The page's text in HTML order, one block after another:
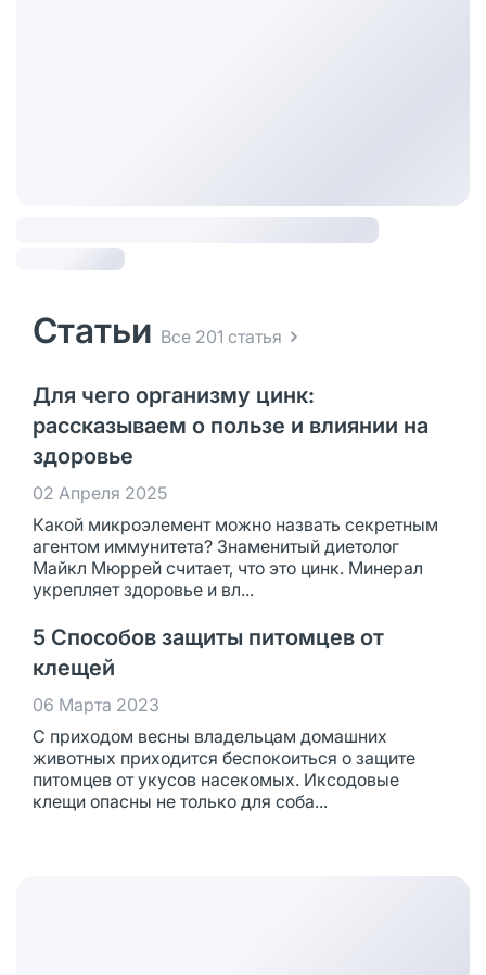
Статьи Все 201 статья
Для чего организму цинк:
рассказываем о пользе и влиянии на
здоровье
02 Апреля 2025
Какой микроэлемент можно назвать секретным
агентом иммунитета? Знаменитый диетолог
Майкл Мюррей считает, что это цинк. Минерал
укрепляет здоровье и вл...
5 Способов защиты питомцев от
клещей
06 Марта 2023
С приходом весны владельцам домашних
животных приходится беспокоиться о защите
питомцев от укусов насекомых. Иксодовые
клещи опасны не только для соба...